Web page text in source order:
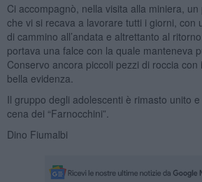
Ci accompagnò, nella visita alla miniera, un
che vi si recava a lavorare tutti i giorni, con
di cammino all’andata e altrettanto al
portava una falce con la quale manteneva
Conservo ancora piccoli pezzi di roccia con
bella evidenza.
Il gruppo degli adolescenti è rimasto unito
cena dei “Farnocchini”.
Dino Fiumalbi